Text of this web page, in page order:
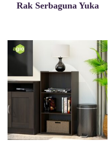
Rak Serbaguna Yuka